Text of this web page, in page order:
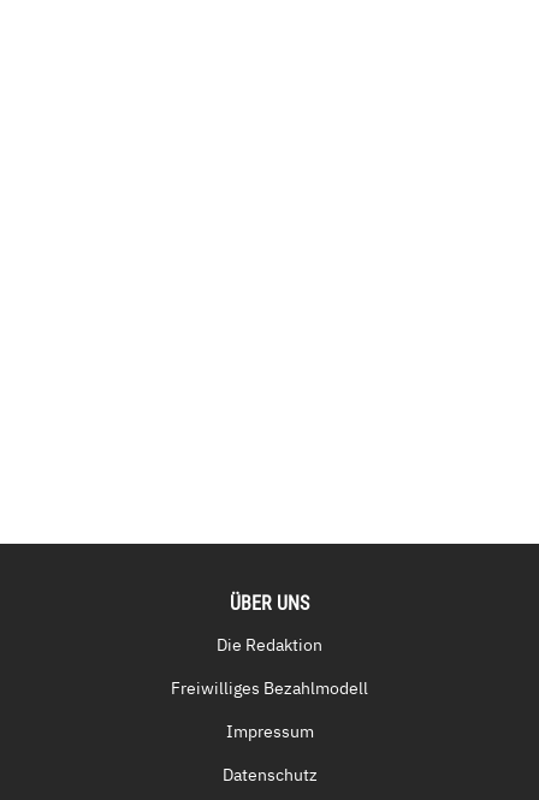
ÜBER UNS
Die Redaktion
Freiwilliges Bezahlmodell
Impressum
Datenschutz